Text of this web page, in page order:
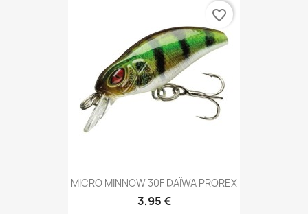
MICRO MINNOW 30F DAÏWA PROREX
3,95 €
favorite_border